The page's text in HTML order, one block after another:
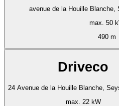
avenue de la Houille Blanche,
max. 50
490 m
Driveco
24 Avenue de la Houille Blanche,
max. 22 kW